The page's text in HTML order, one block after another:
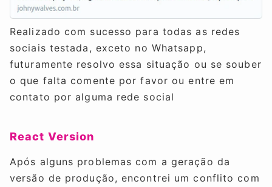
Realizado com sucesso para todas as redes
sociais testada, exceto no Whatsapp,
futuramente resolvo essa situação ou se souber
o que falta comente por favor ou entre em
contato por alguma rede social
React Version
Após alguns problemas com a geração da
versão de produção, encontrei um conflito com